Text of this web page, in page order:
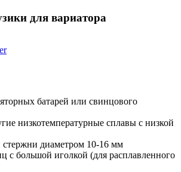
для вариатора
батарей или свинцового
низкотемпературные сплавы с низкой
диаметром 10-16 мм
большой иголкой (для расплавленного